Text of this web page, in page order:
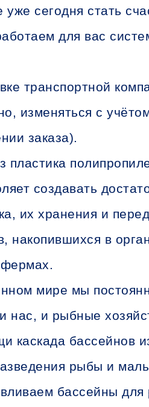
сегодня стать
для вас
транспортной
изменяться с
заказа).
пластика
создавать
их хранения и
накопившихся в
мире мы
нас, и рыбные
каскада бассейнов
рыбы и
бассейны